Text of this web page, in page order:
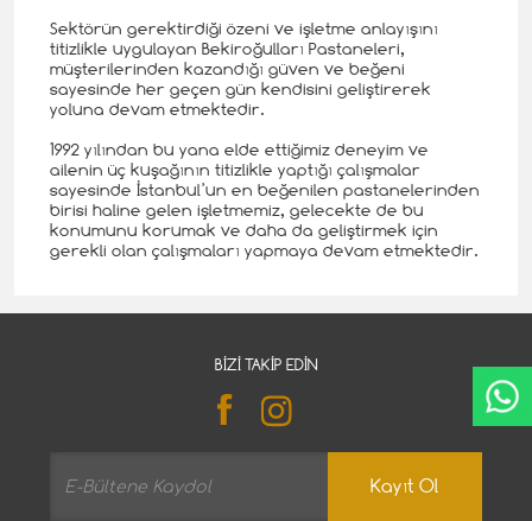
Sektörün gerektirdiği özeni ve işletme anlayışını
titizlikle uygulayan Bekiroğulları Pastaneleri,
müşterilerinden kazandığı güven ve beğeni
sayesinde her geçen gün kendisini geliştirerek
yoluna devam etmektedir.
1992 yılından bu yana elde ettiğimiz deneyim ve
ailenin üç kuşağının titizlikle yaptığı çalışmalar
sayesinde İstanbul’un en beğenilen pastanelerinden
birisi haline gelen işletmemiz, gelecekte de bu
konumunu korumak ve daha da geliştirmek için
gerekli olan çalışmaları yapmaya devam etmektedir.
BIZI TAKIP EDIN
Kayıt Ol